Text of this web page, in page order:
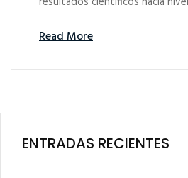
Read More
ENTRADAS RECIENTES